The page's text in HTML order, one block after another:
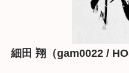
細田 翔（gam0022 /